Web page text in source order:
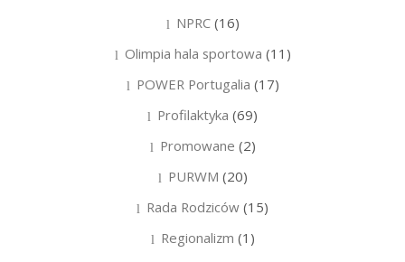
NPRC(16)
Olimpia hala sportowa (11)
POWER Portugalia (17)
Profilaktyka (69)
Promowane (2)
PURWM (20)
Rada Rodziców (15)
Regionalizm (1)